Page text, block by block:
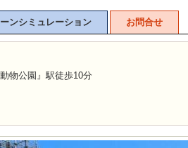
ンシミュレーション お問合せ
物公園』駅徒歩10分